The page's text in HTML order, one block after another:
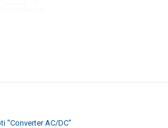
"Converter AC/DC"